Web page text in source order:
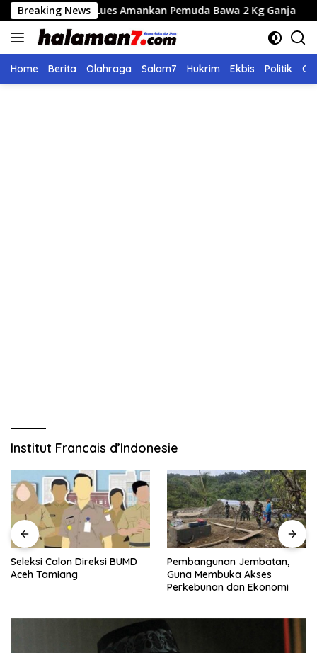
Langsung
ke
konten
Breaking News
Lues Amankan Pemuda Bawa 2 Kg Ganja Seleksi
Home Berita Olahraga Salam7 Hukrim Ekbis Politik
Institut Francais d’Indonesie
Seleksi Calon Direksi BUMD
Aceh Tamiang
Pembangunan Jembatan,
Guna Membuka Akses
Perkebunan dan Ekonomi